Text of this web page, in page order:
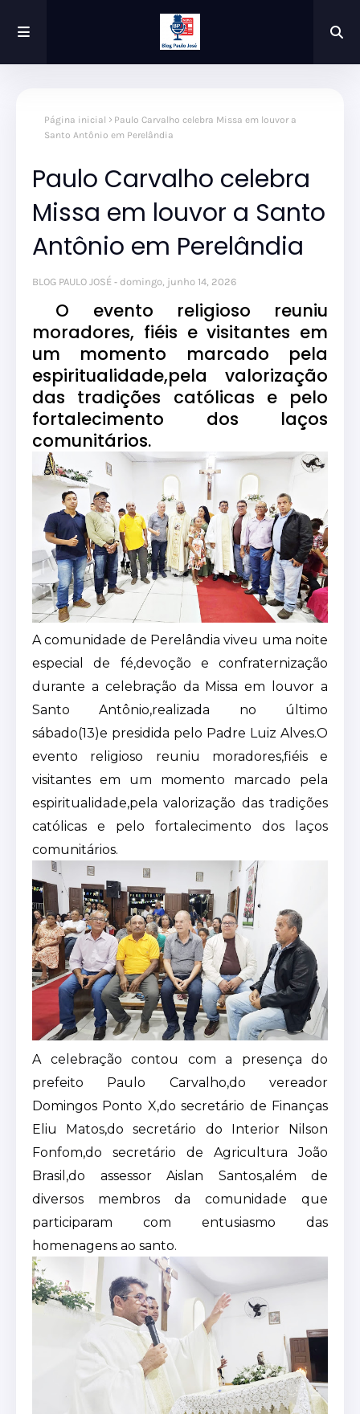
Página inicial
Paulo Carvalho celebra Missa em louvor a
Santo Antônio em Perelândia
Paulo Carvalho celebra
Missa em louvor a Santo
Antônio em Perelândia
BLOG PAULO JOSÉ domingo, junho 14, 2026
O evento religioso reuniu
moradores, fiéis e visitantes em
um momento marcado pela
espiritualidade,pela valorização
das tradições católicas e pelo
fortalecimento dos laços
comunitários.
A comunidade de Perelândia viveu uma noite
especial de fé,devoção e confraternização
durante a celebração da Missa em louvor a
Santo Antônio,realizada no último
sábado(13)e presidida pelo Padre Luiz Alves.O
evento religioso reuniu moradores,fiéis e
visitantes em um momento marcado pela
espiritualidade,pela valorização das tradições
católicas e pelo fortalecimento dos laços
comunitários.
A celebração contou com a presença do
prefeito Paulo Carvalho,do vereador
Domingos Ponto X,do secretário de Finanças
Eliu Matos,do secretário do Interior Nilson
Fonfom,do secretário de Agricultura João
Brasil,do assessor Aislan Santos,além de
diversos membros da comunidade que
participaram com entusiasmo das
homenagens ao santo.